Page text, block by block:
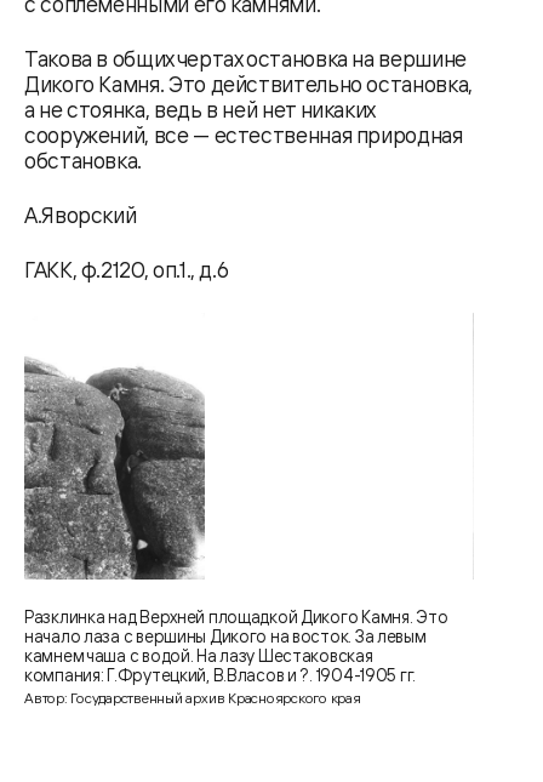
Такова в общих чертах остановка на вершине
Дикого Камня. Это действительно остановка,
а не стоянка, ведь в ней нет никаких
сооружений, все — естественная природная
обстановка.
А.Яворский
ГАКК, ф.2120, оп.1., д.6
Разклинка над Верхней площадкой Дикого Камня. Это
начало лаза с вершины Дикого на восток. За левым
камнем чаша с водой. На лазу Шестаковская
компания: Г.Фрутецкий, В.Власов и ?. 1904-1905 гг.
Автор: Государственный архив Красноярского края